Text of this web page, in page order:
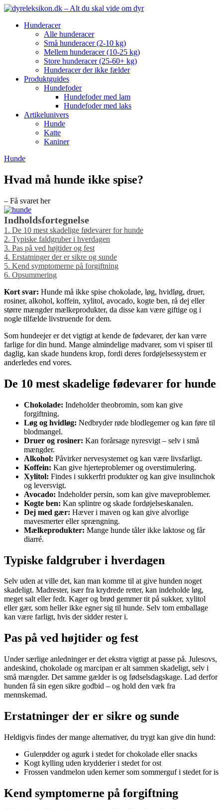
Hunderacer
Alle hunderacer
Små hunderacer (2-10 kg)
Mellem hunderacer (10-25 kg)
Store hunderacer (25-60+ kg)
Hunderacer der ikke fælder
Produktguides
Hundefoder
Hundefoder med lam
Hundefoder med laks
Artikelunivers
Hunde
Katte
Kaniner
Hunde
Hvad må hunde ikke spise?
– Få svaret her
Indholdsfortegnelse
1. De 10 mest skadelige fødevarer for hunde
2. Typiske faldgruber i hverdagen
3. Pas på ved højtider og fest
4. Erstatninger der er sikre og sunde
5. Kend symptomerne på forgiftning
6. Opsummering
Kort svar: Hunde må ikke spise chokolade, løg, hvidløg, druer,
rosiner, alkohol, koffein, xylitol, avocado, kogte ben, rå dej eller
større mængder mælkeprodukter, da disse kan være giftige og i
nogle tilfælde livstruende for dem.
Som hundeejer er det vigtigt at kende de fødevarer, der kan være
farlige for din hund. Mange almindelige madvarer, som vi spiser til
daglig, kan skade hundens krop, fordi deres fordøjelsessystem er
anderledes end vores.
De 10 mest skadelige fødevarer for hunde
Chokolade: Indeholder theobromin, som kan give
forgiftning.
Løg og hvidløg: Nedbryder røde blodlegemer og kan føre til
blodmangel.
Druer og rosiner: Kan forårsage nyresvigt – selv i små
mængder.
Alkohol: Påvirker nervesystemet og kan være livsfarligt.
Koffein: Kan give hjerteproblemer og overstimulering.
Xylitol: Findes i sukkerfri produkter og kan give insulinchok
og leversvigt.
Avocado: Indeholder persin, som kan give maveproblemer.
Kogte ben: Kan splintre og skade fordøjelseskanalen.
Dej med gær: Hæver i maven og kan give alvorlige
mavesmerter eller sprængning.
Mælkeprodukter: Mange hunde tåler ikke laktose og får
diarré.
Typiske faldgruber i hverdagen
Selv uden at ville det, kan man komme til at give hunden noget
skadeligt. Madrester, især fra krydrede retter, kan indeholde løg,
meget salt eller fedt. Kager og brød gemmer tit på sukker, xylitol
eller gær, som heller ikke egner sig til hunde. Selv tom emballage
kan være farligt, hvis der sidder rester i.
Pas på ved højtider og fest
Under særlige anledninger er det ekstra vigtigt at passe på. Julesovs,
andeskind, chokolade og marcipan er alt sammen skadeligt, selv i
små mængder. Det samme gælder is og fødselsdagskage. Lad derfor
hunden få sin egen sikre godbid – og hold den væk fra
mennskemad.
Erstatninger der er sikre og sunde
Heldigvis findes der mange alternativer, du trygt kan give din hund:
Gulerødder og agurk i stedet for chokolade eller snacks
Kogt kylling uden krydderier i stedet for ost
Frossen vandmelon uden kerner som sommerguf i stedet for is
Kend symptomerne på forgiftning